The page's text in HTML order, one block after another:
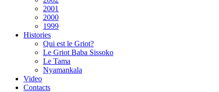
2001
2000
1999
Histories
Qui est le Griot?
Le Griot Baba Sissoko
Le Tama
Nyamankala
Video
Contacts